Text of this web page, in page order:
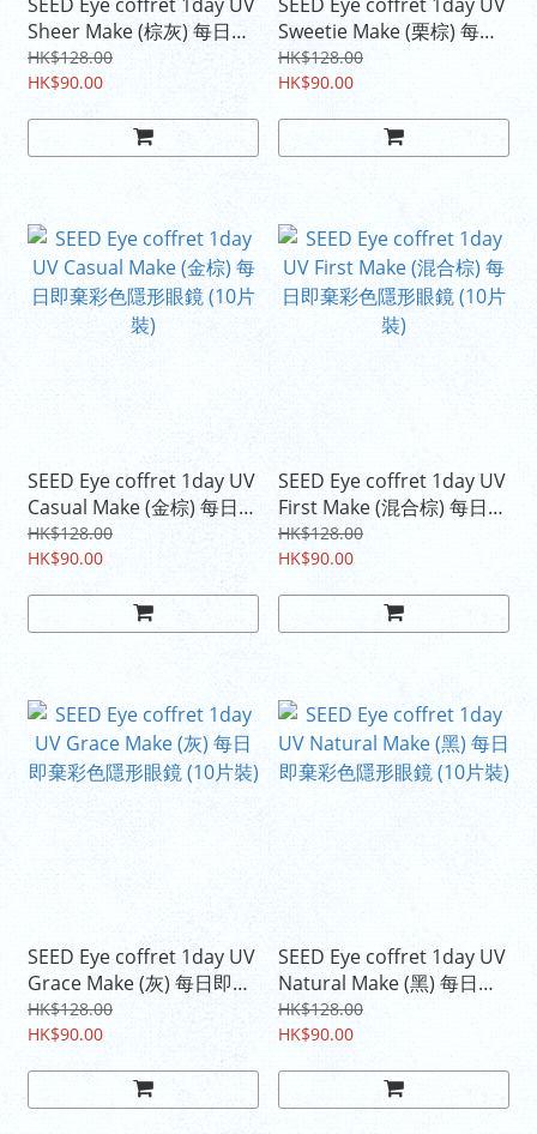
Sheer Make (棕灰) 每日即
棄彩色隱形眼鏡 (10片裝)
HK$128.00
HK$90.00
Sweetie Make (栗棕) 每日
即棄彩色隱形眼鏡 (10片裝)
HK$128.00
HK$90.00
SEED Eye coffret 1day UV
Casual Make (金棕) 每日即
棄彩色隱形眼鏡 (10片裝)
HK$128.00
HK$90.00
SEED Eye coffret 1day UV
First Make (混合棕) 每日即
棄彩色隱形眼鏡 (10片裝)
HK$128.00
HK$90.00
SEED Eye coffret 1day UV
Grace Make (灰) 每日即棄
彩色隱形眼鏡 (10片裝)
HK$128.00
HK$90.00
SEED Eye coffret 1day UV
Natural Make (黑) 每日即
棄彩色隱形眼鏡 (10片裝)
HK$128.00
HK$90.00